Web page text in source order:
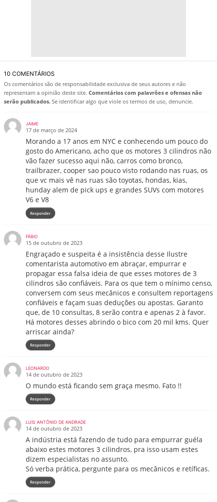
10 COMENTÁRIOS
Os comentários são de responsabilidade exclusiva de seus autores e não
representam a opinião deste site. Comentários com palavrões e ofensas não
serão publicados. Se identificar algo que viole os termos de uso, denuncie.
JAIME
17 de março de 2024
Morando a 17 anos em NYC e conhecendo um pouco do
gosto do Americano, acho que os motores 3 cilindros não
vão fazer sucesso aqui não, carros como bronco,
trailbrazer, cooper sao pouco visto rodando nas ruas, os
que vc mais vê nas ruas são toyotas, hondas, kias,
hunday alem de pick ups e grandes SUVs com motores
V6 e V8
Responder
FÁBIO
15 de outubro de 2023
Engraçado e suspeita é a insistência desse Ilustre
comentarista automotivo em abraçar, empurrar e
propagar essa falsa ideia de que esses motores de 3
cilindros são confiáveis. Para os que tem o mínimo censo,
conversem com seus mecânicos e consultem reportagens
confiáveis e façam suas deduções ou apostas. Garanto
que, de 10 consultas, 8 serão contra e apenas 2 à favor.
Há motores desses abrindo o bico com 20 mil kms. Quer
arriscar ainda?
Responder
LEONARDO
14 de outubro de 2023
O mundo está ficando sem graça mesmo. Fato !!
Responder
LUIS ANTÔNIO DE ANDRADE
14 de outubro de 2023
A indústria está fazendo de tudo para empurrar guéla
abaixo estes motores 3 cilindros, pra isso usam estes
dizem especialistas no assunto.
Só verba prática, pergunte para os mecânicos e retíficas.
Responder